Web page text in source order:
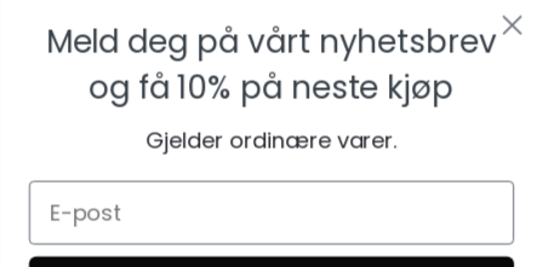
Meld deg på vårt nyhetsbrev
og få 10% på neste kjøp
Gjelder ordinære varer.